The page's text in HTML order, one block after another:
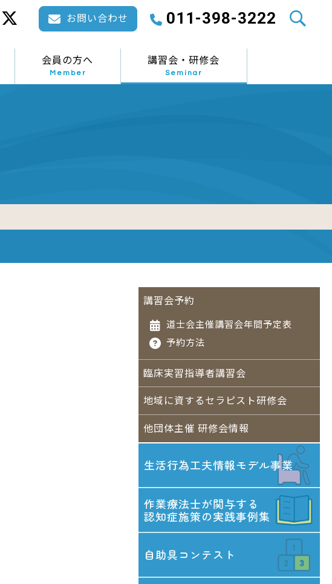
お問い合わせ 011-398-3222
会員の方へ
Member
講習会・研修会
Seminar
講習会予約
道士会主催講習会年間予定表
予約方法
臨床実習指導者講習会
地域に資するセラピスト研修会
他団体主催 研修会情報
生活行為工夫情報モデル事業
作業療法士が関与する
認知症施策の実践事例集
自助具コンテスト